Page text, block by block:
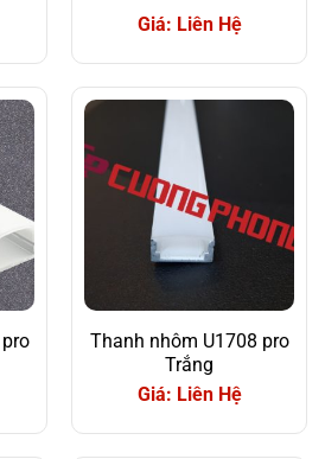
Giá: Liên Hệ
Thanh nhôm U1708 pro
Trắng
Giá: Liên Hệ